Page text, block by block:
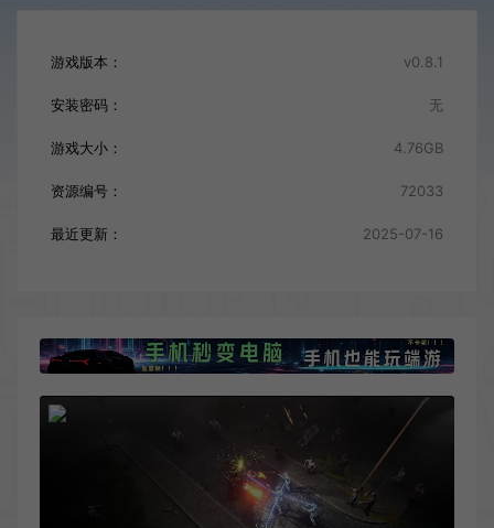
游戏版本： v0.8.1
安装密码： 无
游戏大小： 4.76GB
资源编号： 72033
最近更新： 2025-07-16